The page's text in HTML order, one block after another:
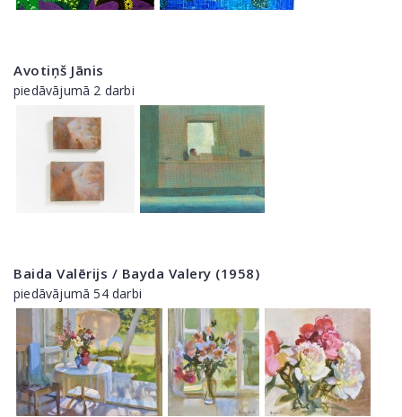
Avotiņš Jānis
piedāvājumā 2 darbi
Baida Valērijs / Bayda Valery (1958)
piedāvājumā 54 darbi